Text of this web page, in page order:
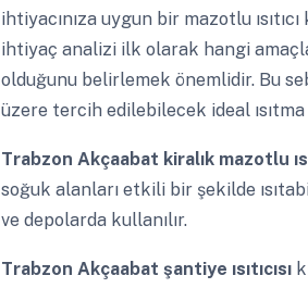
ihtiyacınıza uygun bir mazotlu
ihtiyaç analizi ilk olarak hangi
olduğunu belirlemek önemlidir. Bu
üzere tercih edilebilecek ideal ısıtma
Trabzon Akçaabat kiralık mazotlu
soğuk alanları etkili bir şekilde
ve depolarda kullanılır.
Trabzon Akçaabat şantiye ısıtıcısı